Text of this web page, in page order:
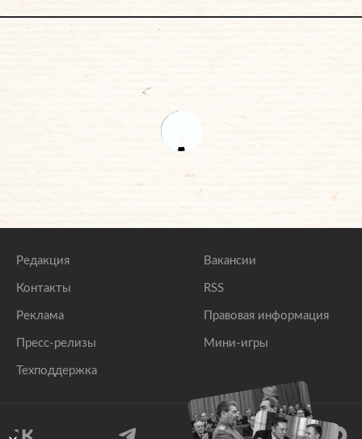
Редакция
Контакты
Реклама
Пресс-релизы
Техподдержка
Вакансии
RSS
Правовая информация
Мини-игры